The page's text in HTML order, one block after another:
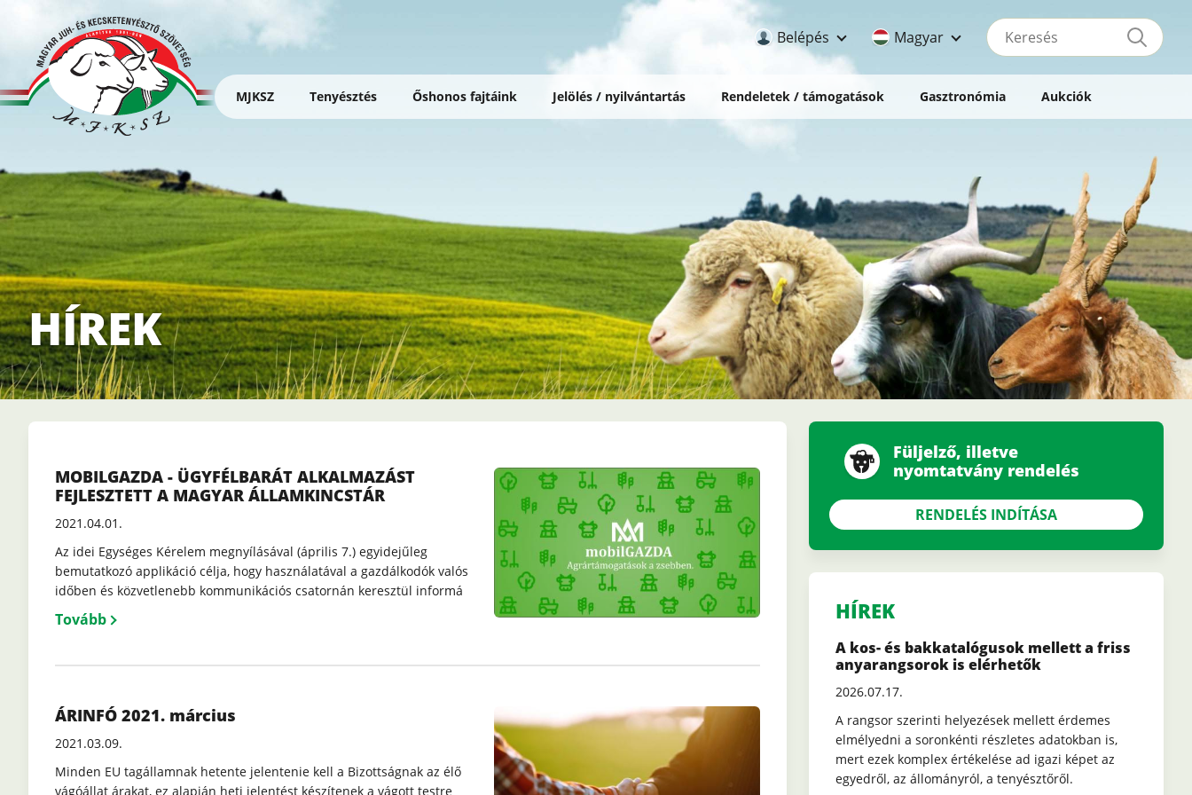
tartalomra
Belépés Magyar
Keresés
Juh-
Kecsketenyésztő
Szövetség
MJKSZ Tenyésztés Őshonos fajtáink Jelölés / nyilvántartás Rendeletek / támogatások Gasztronómia Aukciók
HÍREK
MOBILGAZDA - ÜGYFÉLBARÁT ALKALMAZÁST
FEJLESZTETT A MAGYAR ÁLLAMKINCSTÁR
2021.04.01.
Az idei Egységes Kérelem megnyílásával (április 7.) egyidejűleg
bemutatkozó applikáció célja, hogy használatával a gazdálkodók valós
időben és közvetlenebb kommunikációs csatornán keresztül informá
Tovább
ÁRINFÓ 2021. március
2021.03.09.
Minden EU tagállamnak hetente jelentenie kell a Bizottságnak az élő
vágóállat árakat, ez alapján heti jelentést készítenek a vágott testre
Füljelző, illetve
nyomtatvány rendelés
RENDELÉS INDÍTÁSA
HÍREK
A kos- és bakkatalógusok mellett a friss
anyarangsorok is elérhetők
2026.07.17.
A rangsor szerinti helyezések mellett érdemes
elmélyedni a soronkénti részletes adatokban is,
mert ezek komplex értékelése ad igazi képet az
egyedről, az állományról, a tenyésztőről.